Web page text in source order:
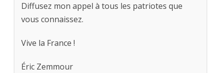
Diffusez mon appel à tous les patriotes que
vous connaissez.
Vive la France !
Éric Zemmour